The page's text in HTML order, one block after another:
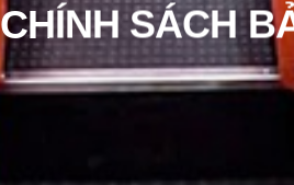
CHÍNH SÁCH